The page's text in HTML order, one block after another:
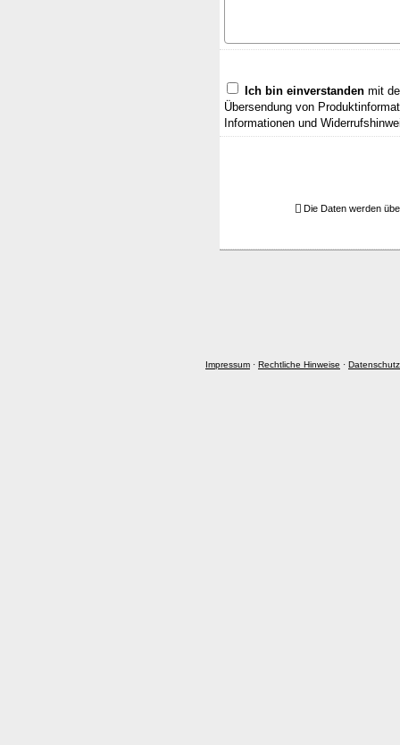
Ich bin einverstanden mit
Übersendung von
Informationen und
Die Daten werden
Impressum · Rechtliche Hinweise · Datenschutz